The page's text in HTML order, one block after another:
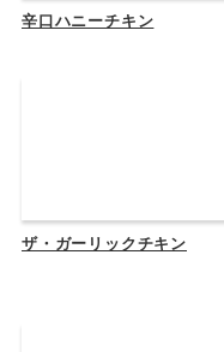
辛口ハニーチキン
ザ・ガーリックチキン